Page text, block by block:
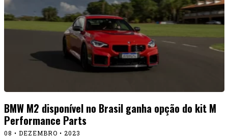
BMW M2 disponível no Brasil ganha opção do kit M
Performance Parts
08 • DEZEMBRO • 2023